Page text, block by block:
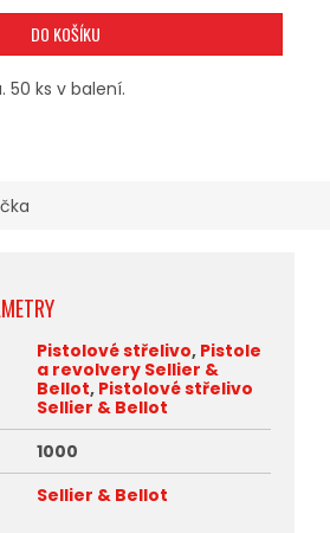
DO KOŠÍKU
50 ks v balení.
Pistolové střelivo, Pistole
a revolvery Sellier &
Bellot, Pistolové střelivo
Sellier & Bellot
1000
Sellier & Bellot